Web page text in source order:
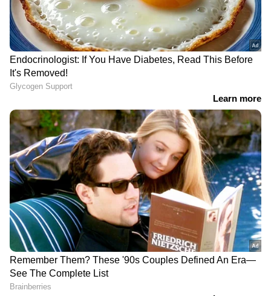
വിജയിയായ അഫ്സലിനൊപ്പം സുഹൃത്ത്
ഫിബിനും അഹമ്മദാബാദിൽ എത്തിയിരുന്നു.
ഇരുവരുടെയും വിമാന ടിക്കറ്റ്, മൂന്നു ദിവസം
അഹമ്മദാബാദിലെ പഞ്ചനക്ഷത്ര ഹോട്ടലിലെ
താമസം, കൂടാതെ നഗരത്തിലെ പ്രധാന
കാഴ്ച്ചകൾ കാണാനുള്ള അവസരം എന്നിവ
ബിഗ് ടിക്കറ്റും ഏഷ്യാനെറ്റും ഉറപ്പാക്കി.
DOWNLOAD APP
RECOMMENDED STORIES